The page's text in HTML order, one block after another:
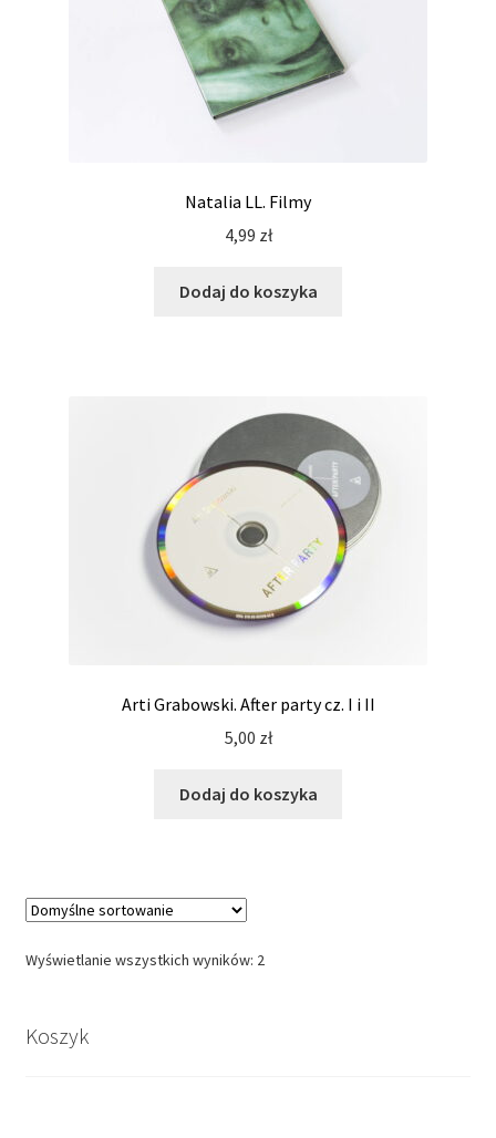
Natalia LL. Filmy
4,99 zł
Dodaj do koszyka
Arti Grabowski. After party cz. I i II
5,00 zł
Dodaj do koszyka
Wyświetlanie wszystkich wyników: 2
Koszyk